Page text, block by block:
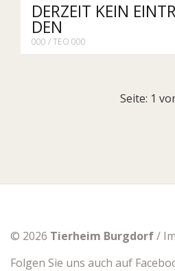
DERZEIT KEIN
DEN
000 / TEO 000
Seite: 1
© 2026 Tierheim Burgdorf/
Folgen Sie uns auch auf